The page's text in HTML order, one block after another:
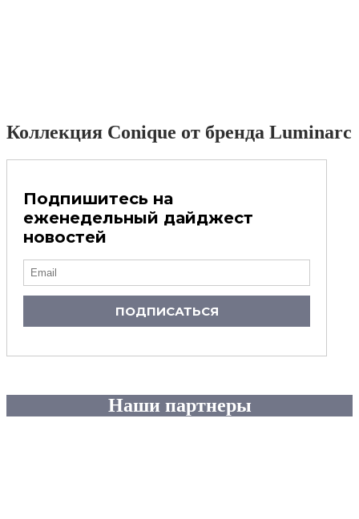
Коллекция Conique от бренда Luminarc
Подпишитесь на
еженедельный дайджест
новостей
ПОДПИСАТЬСЯ
Наши партнеры